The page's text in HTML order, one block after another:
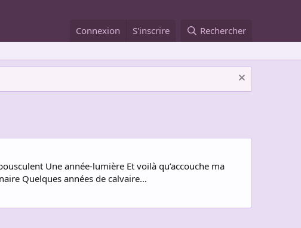
Connexion S'inscrire Rechercher
Une année-lumière Et voilà qu’accouche ma
Quelques années de calvaire...